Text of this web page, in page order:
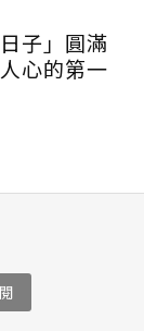
子」圓滿
心的第一